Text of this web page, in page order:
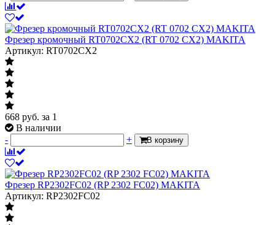
Фрезер кромочный RT0702CX2 (RT 0702 CX2) MAKITA
Артикул: RT0702CX2
668 руб. за 1
В наличии
-
+ В корзину
Фрезер RP2302FC02 (RP 2302 FC02) MAKITA
Артикул: RP2302FC02